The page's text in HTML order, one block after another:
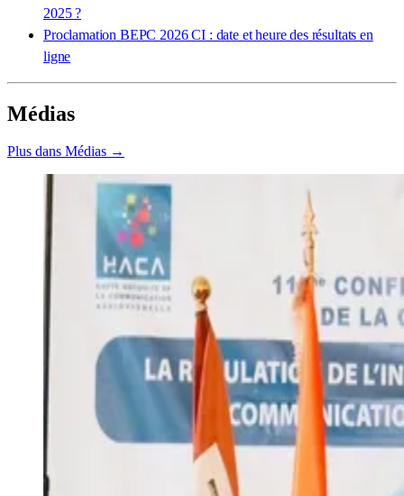
2025 ?
Proclamation BEPC 2026 CI : date et heure des résultats en
ligne
Médias
Plus dans Médias →